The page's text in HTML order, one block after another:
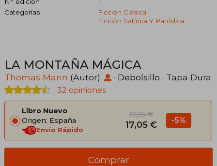
Categorías
Ficción Clásica
Ficción Satírica Y Paródica
LA MONTAÑA MÁGICA
Thomas Mann (Autor) · Debolsillo · Tapa Dura
32 opiniones
Libro Nuevo
Origen: España
Envío Rápido
17,95 €
17,05 € -5%
Comprar